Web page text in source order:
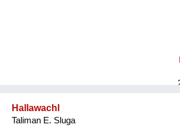
Hallawachl
Taliman E. Sluga